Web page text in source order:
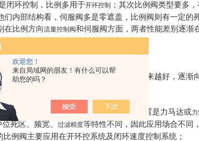
欢迎您！
来自局域网的朋友！有什么可以帮
助您的吗？
闭环控制，比例多用于开环控制 ；其次比例阀类型要多，
们内部结构看，伺服阀多是零遮盖，比例阀则有一定的
在比例方向流量控制阀和伺服阀方面，两者性能差别逐渐
强！
并没有严格的规定，因为比例阀的性能越来越好，逐渐
体现在以下几点：
动装置是比例电磁铁；伺服阀的驱动装置是力马达或
死区、频宽、
过滤精度等特性不同，因此应用场合不同
比例阀主要应用在开环控系统及闭环速度控制系统；